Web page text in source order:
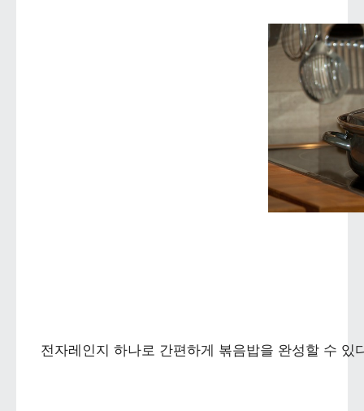
전자레인지 하나로 간편하게 볶음밥을 완성할 수